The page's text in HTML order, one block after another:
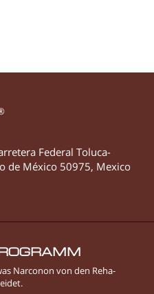
Federal Toluca-
de México 50975, Mexico
Narconon von den Reha-